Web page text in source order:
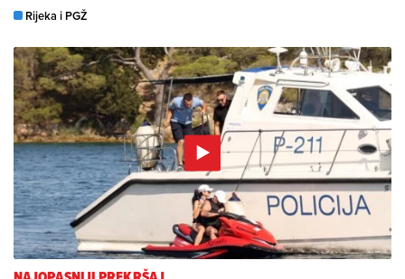
Rijeka i PGŽ